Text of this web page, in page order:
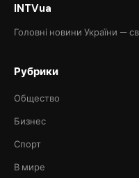
INTVua
Головні новини України —
Рубрики
Общество
Бизнес
Спорт
В мире